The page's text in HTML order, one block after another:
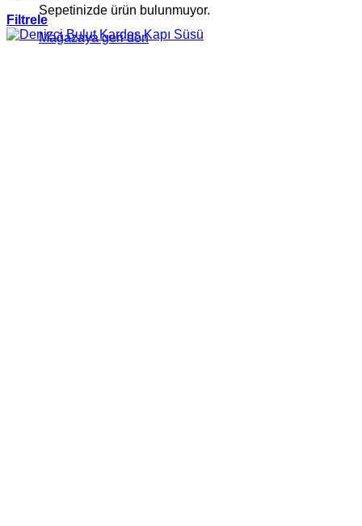
Sepetinizde ürün bulunmuyor.
Mağazaya geri dön
Filtrele